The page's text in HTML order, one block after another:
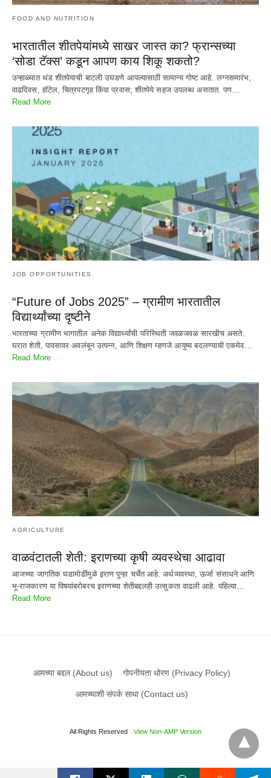
FOOD AND NUTRITION
भारतातील शीतपेयांमध्ये साखर जास्त का? फ्रान्सच्या
‘सोडा टॅक्स’ कडून आपण काय शिकू शकतो?
उन्हाळ्यात थंड शीतपेयाची बाटली उघडणे आपल्यासाठी सामान्य गोष्ट आहे. लग्नसमारंभ,
वाढदिवस, हॉटेल, चित्रपटगृह किंवा प्रवास; शीतपेये सहज उपलब्ध असतात. पण…
Read More
JOB OPPORTUNITIES
“Future of Jobs 2025” – ग्रामीण भारतातील
विद्यार्थ्यांच्या दृष्टीने
भारताच्या ग्रामीण भागातील अनेक विद्यार्थ्यांची परिस्थिती जवळजवळ सारखीच असते.
घरात शेती, पावसावर अवलंबून उत्पन्न, आणि शिक्षण म्हणजे आयुष्य बदलण्याची एकमेव…
Read More
AGRICULTURE
वाळवंटातली शेती: इराणच्या कृषी व्यवस्थेचा आढावा
आजच्या जागतिक घडामोडींमुळे इराण पुन्हा चर्चेत आहे. अर्थव्यवस्था, ऊर्जा संसाधने आणि
भू-राजकारण या विषयांबरोबरच इराणच्या शेतीबद्दलही उत्सुकता वाढली आहे. पहिल्या…
Read More
आमच्या बद्दल (About us) गोपनीयता धोरण (Privacy Policy)
आमच्याशी संपर्क साधा (Contact us)
All Rights Reserved View Non-AMP Version